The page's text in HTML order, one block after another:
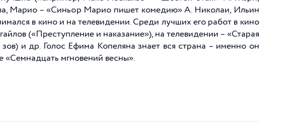
Марио – «Синьор Марио пишет комедию» А. Николаи, Ильин
в кино и на телевидении. Среди лучших его работ в кино
(«Преступление и наказание»), на телевидении – «Старая
и др. Голос Ефима Копеляна знает вся страна – именно он
«Семнадцать мгновений весны».